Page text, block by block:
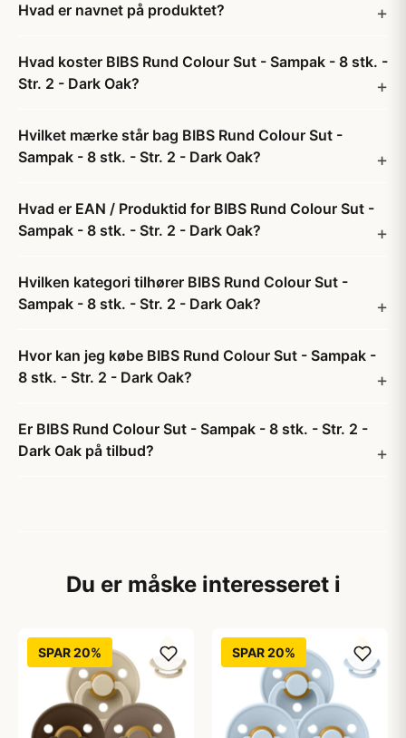
Hvad er navnet på produktet?
Hvad koster BIBS Rund Colour Sut - Sampak - 8 stk. -
Str. 2 - Dark Oak?
Hvilket mærke står bag BIBS Rund Colour Sut -
Sampak - 8 stk. - Str. 2 - Dark Oak?
Hvad er EAN / Produktid for BIBS Rund Colour Sut -
Sampak - 8 stk. - Str. 2 - Dark Oak?
Hvilken kategori tilhører BIBS Rund Colour Sut -
Sampak - 8 stk. - Str. 2 - Dark Oak?
Hvor kan jeg købe BIBS Rund Colour Sut - Sampak -
8 stk. - Str. 2 - Dark Oak?
Er BIBS Rund Colour Sut - Sampak - 8 stk. - Str. 2 -
Dark Oak på tilbud?
Du er måske interesseret i
SPAR 20% SPAR 20%